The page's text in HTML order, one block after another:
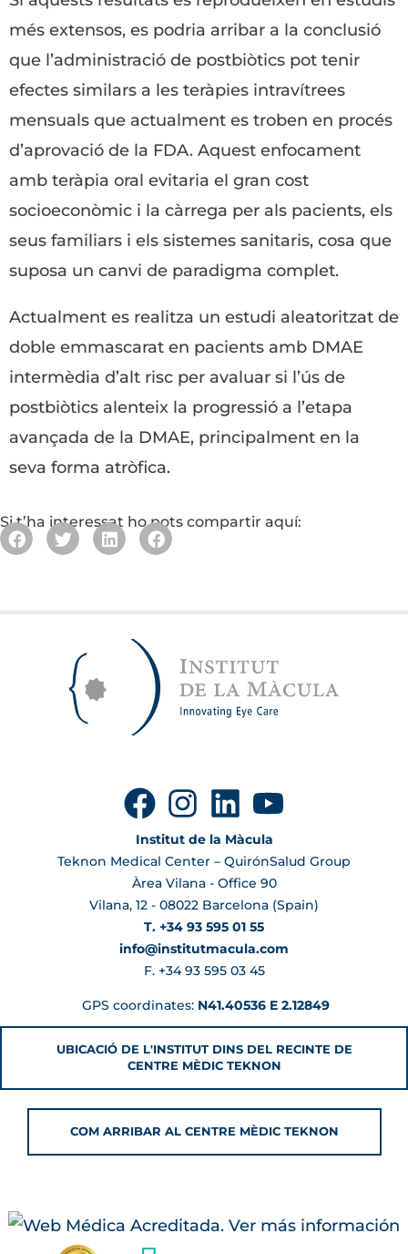
més extensos, es podria arribar a la conclusió
que l’administració de postbiòtics pot tenir
efectes similars a les teràpies intravítrees
mensuals que actualment es troben en procés
d’aprovació de la FDA. Aquest enfocament
amb teràpia oral evitaria el gran cost
socioeconòmic i la càrrega per als pacients, els
seus familiars i els sistemes sanitaris, cosa que
suposa un canvi de paradigma complet.
Actualment es realitza un estudi aleatoritzat de
doble emmascarat en pacients amb DMAE
intermèdia d’alt risc per avaluar si l’ús de
postbiòtics alenteix la progressió a l’etapa
avançada de la DMAE, principalment en la
seva forma atròfica.
Si t’ha interessat ho pots compartir aquí:
Institut de la Màcula
Teknon Medical Center – QuirónSalud Group
Àrea Vilana - Office 90
Vilana, 12 - 08022 Barcelona (Spain)
T. +34 93 595 01 55
info@institutmacula.com
F. +34 93 595 03 45
GPS coordinates: N41.40536 E 2.12849
UBICACIÓ DE L'INSTITUT DINS DEL RECINTE DE
CENTRE MÈDIC TEKNON
COM ARRIBAR AL CENTRE MÈDIC TEKNON